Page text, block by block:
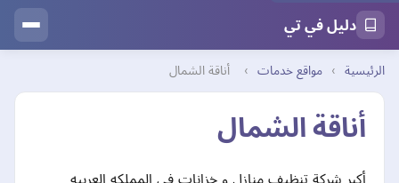
دليل في تي
الرئيسية › مواقع خدمات › أناقة الشمال
أناقة الشمال
أكبر شركة تنظيف منازل و خزانات فى المملكه العربيه